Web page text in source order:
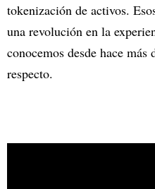
tokenización de activos.
una revolución en la
conocemos desde hace más
respecto.